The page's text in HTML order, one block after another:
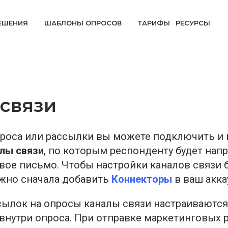
РЕСУРСЫ
ТАРИФЫ
ШАБЛОНЫ ОПРОСОВ
Маркетинговые исследования
Продуктовые исследования
UX Research
Здравоохранение
Пациенты
Образование
Здравоохранение
Пациенты
Образование
или рассылки вы можете подключить и
связи, по которым респонденту будет
письмо. Чтобы настройки каналов связи
сначала добавить Коннекторы в ваш
на опросы каналы связи
опроса. При отправке маркетинговых